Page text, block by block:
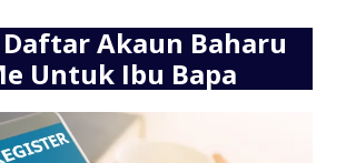
Daftar Akaun Baharu
Untuk Ibu Bapa